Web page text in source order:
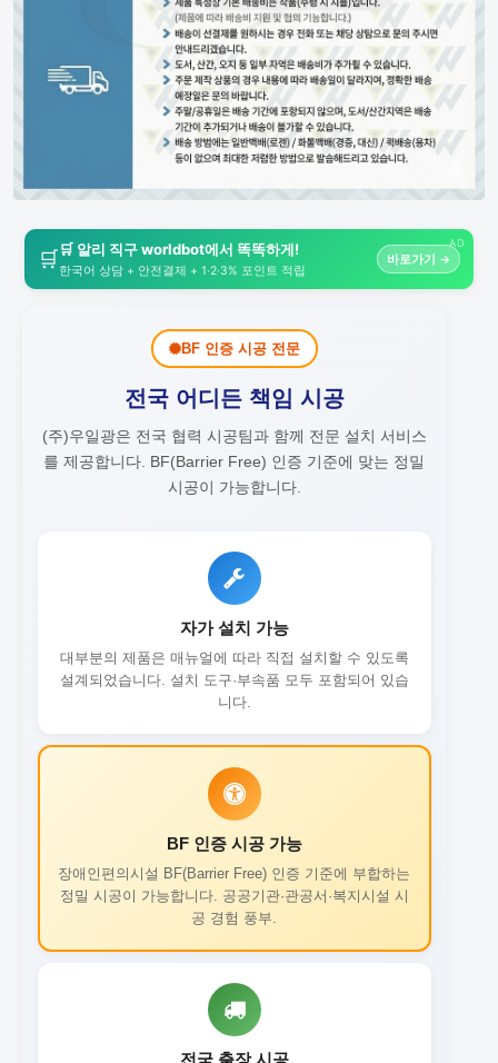
AD
🛒🛒 알리 직구 worldbot에서 똑똑하게!
한국어 상담 + 안전결제 + 1·2·3% 포인트 적립
바로가기 →
BF 인증 시공 전문
전국 어디든 책임 시공
(주)우일광은 전국 협력 시공팀과 함께 전문 설치 서비스
를 제공합니다. BF(Barrier Free) 인증 기준에 맞는 정밀
시공이 가능합니다.
자가 설치 가능
대부분의 제품은 매뉴얼에 따라 직접 설치할 수 있도록
설계되었습니다. 설치 도구·부속품 모두 포함되어 있습
니다.
BF 인증 시공 가능
장애인편의시설 BF(Barrier Free) 인증 기준에 부합하는
정밀 시공이 가능합니다. 공공기관·관공서·복지시설 시
공 경험 풍부.